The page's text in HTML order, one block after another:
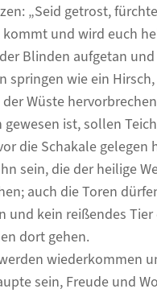
„Seid getrost,
und wird euch
Blinden aufgetan
springen wie ein
der Wüste
ist, sollen
die Schakale
sein, die der heilige
auch die Toren
und kein reißendes
dort gehen.
wiederkommen
sein, Freude und